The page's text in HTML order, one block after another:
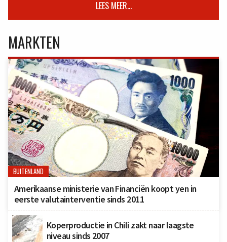
LEES MEER...
MARKTEN
BUITENLAND
Amerikaanse ministerie van Financiën koopt yen in
eerste valutainterventie sinds 2011
Koperproductie in Chili zakt naar laagste
niveau sinds 2007